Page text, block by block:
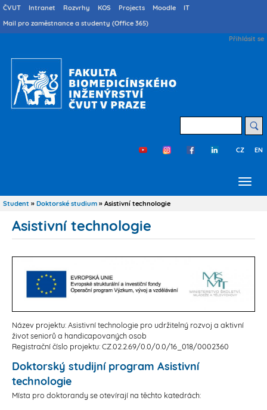
Přejít
k
hlavnímu
Druhé
menu
ČVUT Intranet Rozvrhy KOS Projects Moodle
IT
Mail pro zaměstnance a studenty (Office 365)
User
Přihlásit se
Třetí
CZ EN
Drobečková
Student Doktorské studium Asistivní technologie
Asistivní technologie
Název projektu: Asistivní technologie pro udržitelný rozvoj a aktivní
život seniorů a handicapovaných osob
Registrační číslo projektu: CZ.02.2.69/0.0/0.0/16_018/0002360
Doktorský studijní program Asistivní
technologie
Místa pro doktorandy se otevírají na těchto katedrách: